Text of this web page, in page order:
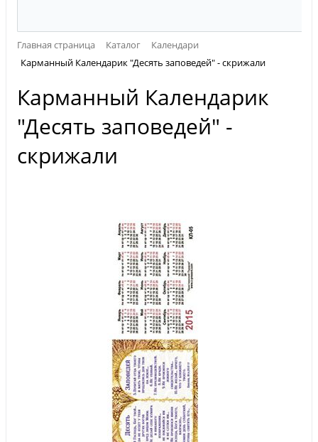
Главная страница Каталог
Календари
Карманный Календарик "Десять заповедей" - скрижали
Карманный Календарик
"Десять заповедей" -
скрижали